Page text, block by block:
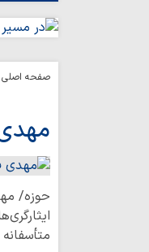
صفحه اصلی
حوزه/